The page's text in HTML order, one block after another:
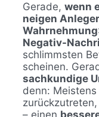
Gerade, wenn
neigen
Wahrnehmung
Negativ-
schlimmsten
scheinen.
sachkundige
denn: